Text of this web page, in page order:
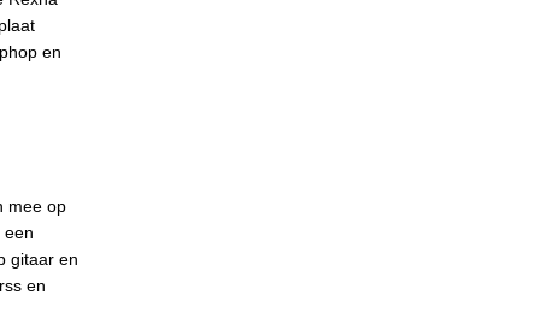
en
mee op
een
gitaar en
en